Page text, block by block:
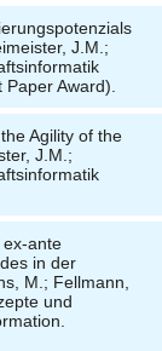
J.M.;
Award).
Agility of the
J.M.;
ex-ante
in der
M.; Fellmann,
und